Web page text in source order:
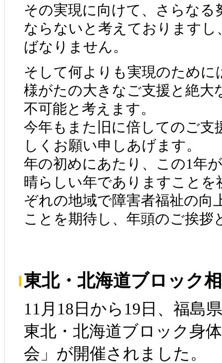
その実現に向けて、さらなる
ならないと考えておりますし
ばなりません。
そして何よりも実現のために
様がたの大きなご支援と絶大
不可能と考えます。
今年もまた旧に倍してのご支
しくお願い申しあげます。
年の初めにあたり、この1年
晴らしい年でありますことを
ぞれの地域で障害者福祉の向
ことを期待し、年頭のご挨拶
東北・北海道ブロック
11月18日から19日、福島
東北・北海道ブロック身
会」が開催されました。